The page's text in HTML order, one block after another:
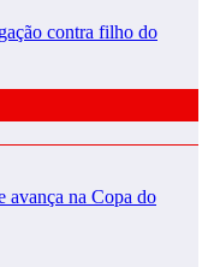
contra filho do
avança na Copa do